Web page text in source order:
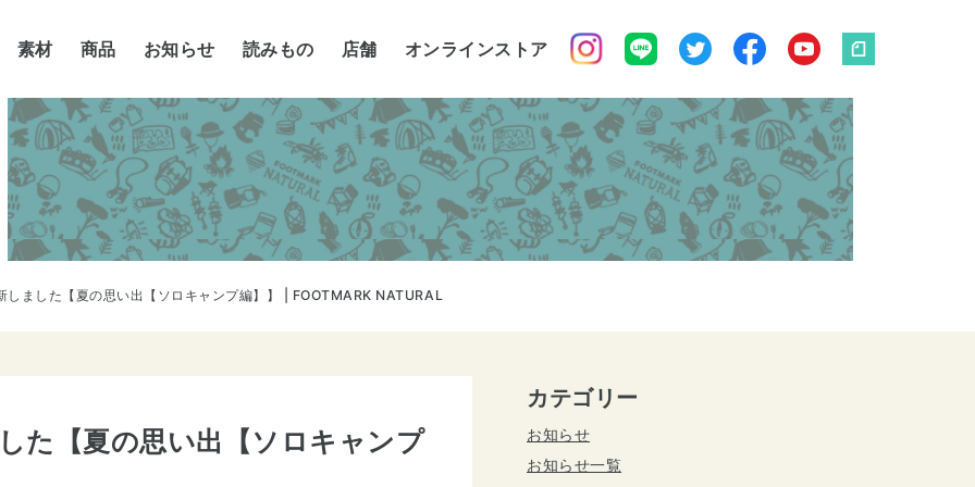
素材 商品 お知らせ 読みもの 店舗 オンラインストア
しました【夏の思い出【ソロキャンプ編】】 | FOOTMARK NATURAL
た【夏の思い出【ソロキャンプ
カテゴリー
お知らせ
お知らせ一覧